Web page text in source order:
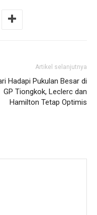
Artikel selanjutnya
Hadapi Pukulan Besar di
GP Tiongkok, Leclerc dan
Hamilton Tetap Optimis